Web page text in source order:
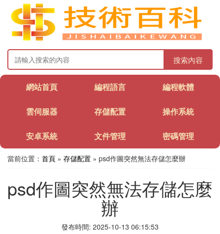
搜索內容
網站首頁 編程語言 編程軟體
雲伺服器 存儲配置 操作系統
安卓系統 文件管理 密碼管理
當前位置： 首頁 » 存儲配置 » psd作圖突然無法存儲怎麼辦
psd作圖突然無法存儲怎麼
辦
發布時間: 2025-10-13 06:15:53